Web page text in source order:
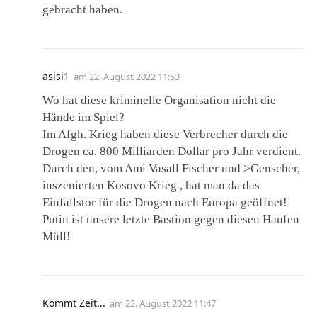
gebracht haben.
asisi1 am 22. August 2022 11:53
Wo hat diese kriminelle Organisation nicht die
Hände im Spiel?
Im Afgh. Krieg haben diese Verbrecher durch die
Drogen ca. 800 Milliarden Dollar pro Jahr verdient.
Durch den, vom Ami Vasall Fischer und >Genscher,
inszenierten Kosovo Krieg , hat man da das
Einfallstor für die Drogen nach Europa geöffnet!
Putin ist unsere letzte Bastion gegen diesen Haufen
Müll!
Kommt Zeit... am 22. August 2022 11:47